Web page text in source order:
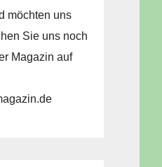
möchten uns
Sie uns noch
Magazin auf